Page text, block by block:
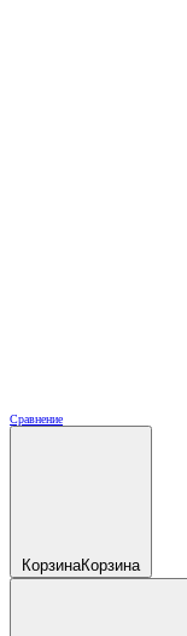
Сравнение
КорзинаКорзина